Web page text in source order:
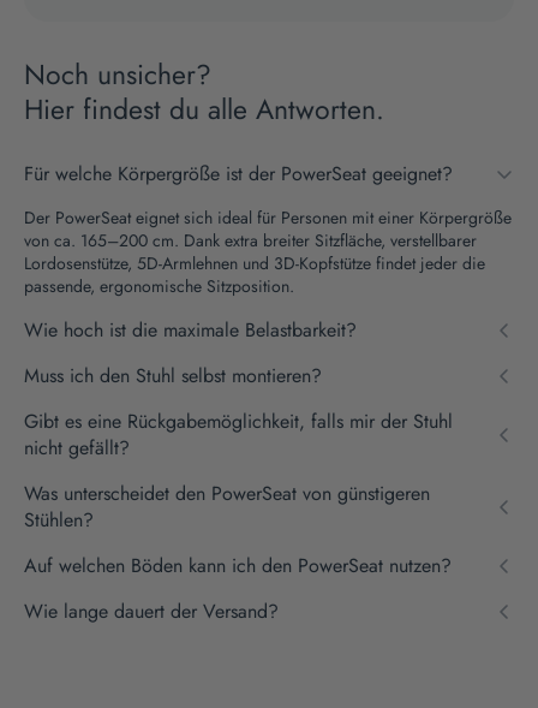
Noch unsicher?
Hier findest du alle Antworten.
Für welche Körpergröße ist der PowerSeat geeignet?
Der PowerSeat eignet sich ideal für Personen mit einer Körpergröße
von ca. 165–200 cm. Dank extra breiter Sitzfläche, verstellbarer
Lordosenstütze, 5D-Armlehnen und 3D-Kopfstütze findet jeder die
passende, ergonomische Sitzposition.
Wie hoch ist die maximale Belastbarkeit?
Der PowerSeat ist bis zu 200 kg belastbar. Seine extra robuste
bei täglichem, intensivem Gebrauch.
Muss ich den Stuhl selbst montieren?
Ja, aber keine Sorge: Die Montage ist unkompliziert. Eine Anleitung
und alle nötigen Teile sind im Paket enthalten.
Gibt es eine Rückgabemöglichkeit, falls mir der Stuhl
nicht gefällt?
Klar! Du kannst den PowerSeat 100 Tage lang risikofrei testen. Wenn
er nicht zu dir passt, schickst du ihn einfach kostenlos zurück - ganz
Was unterscheidet den PowerSeat von günstigeren
Stühlen?
Viele Stühle sind zu schmal oder zu schwach konstruiert. Der
und Stabilität brauchen. Mit 55 cm Sitzbreite, 200 kg Belastbarkeit,
Auf welchen Böden kann ich den PowerSeat nutzen?
Die Phantom Wheels sind extra stabil und gleiten leise sowie
Wie lange dauert der Versand?